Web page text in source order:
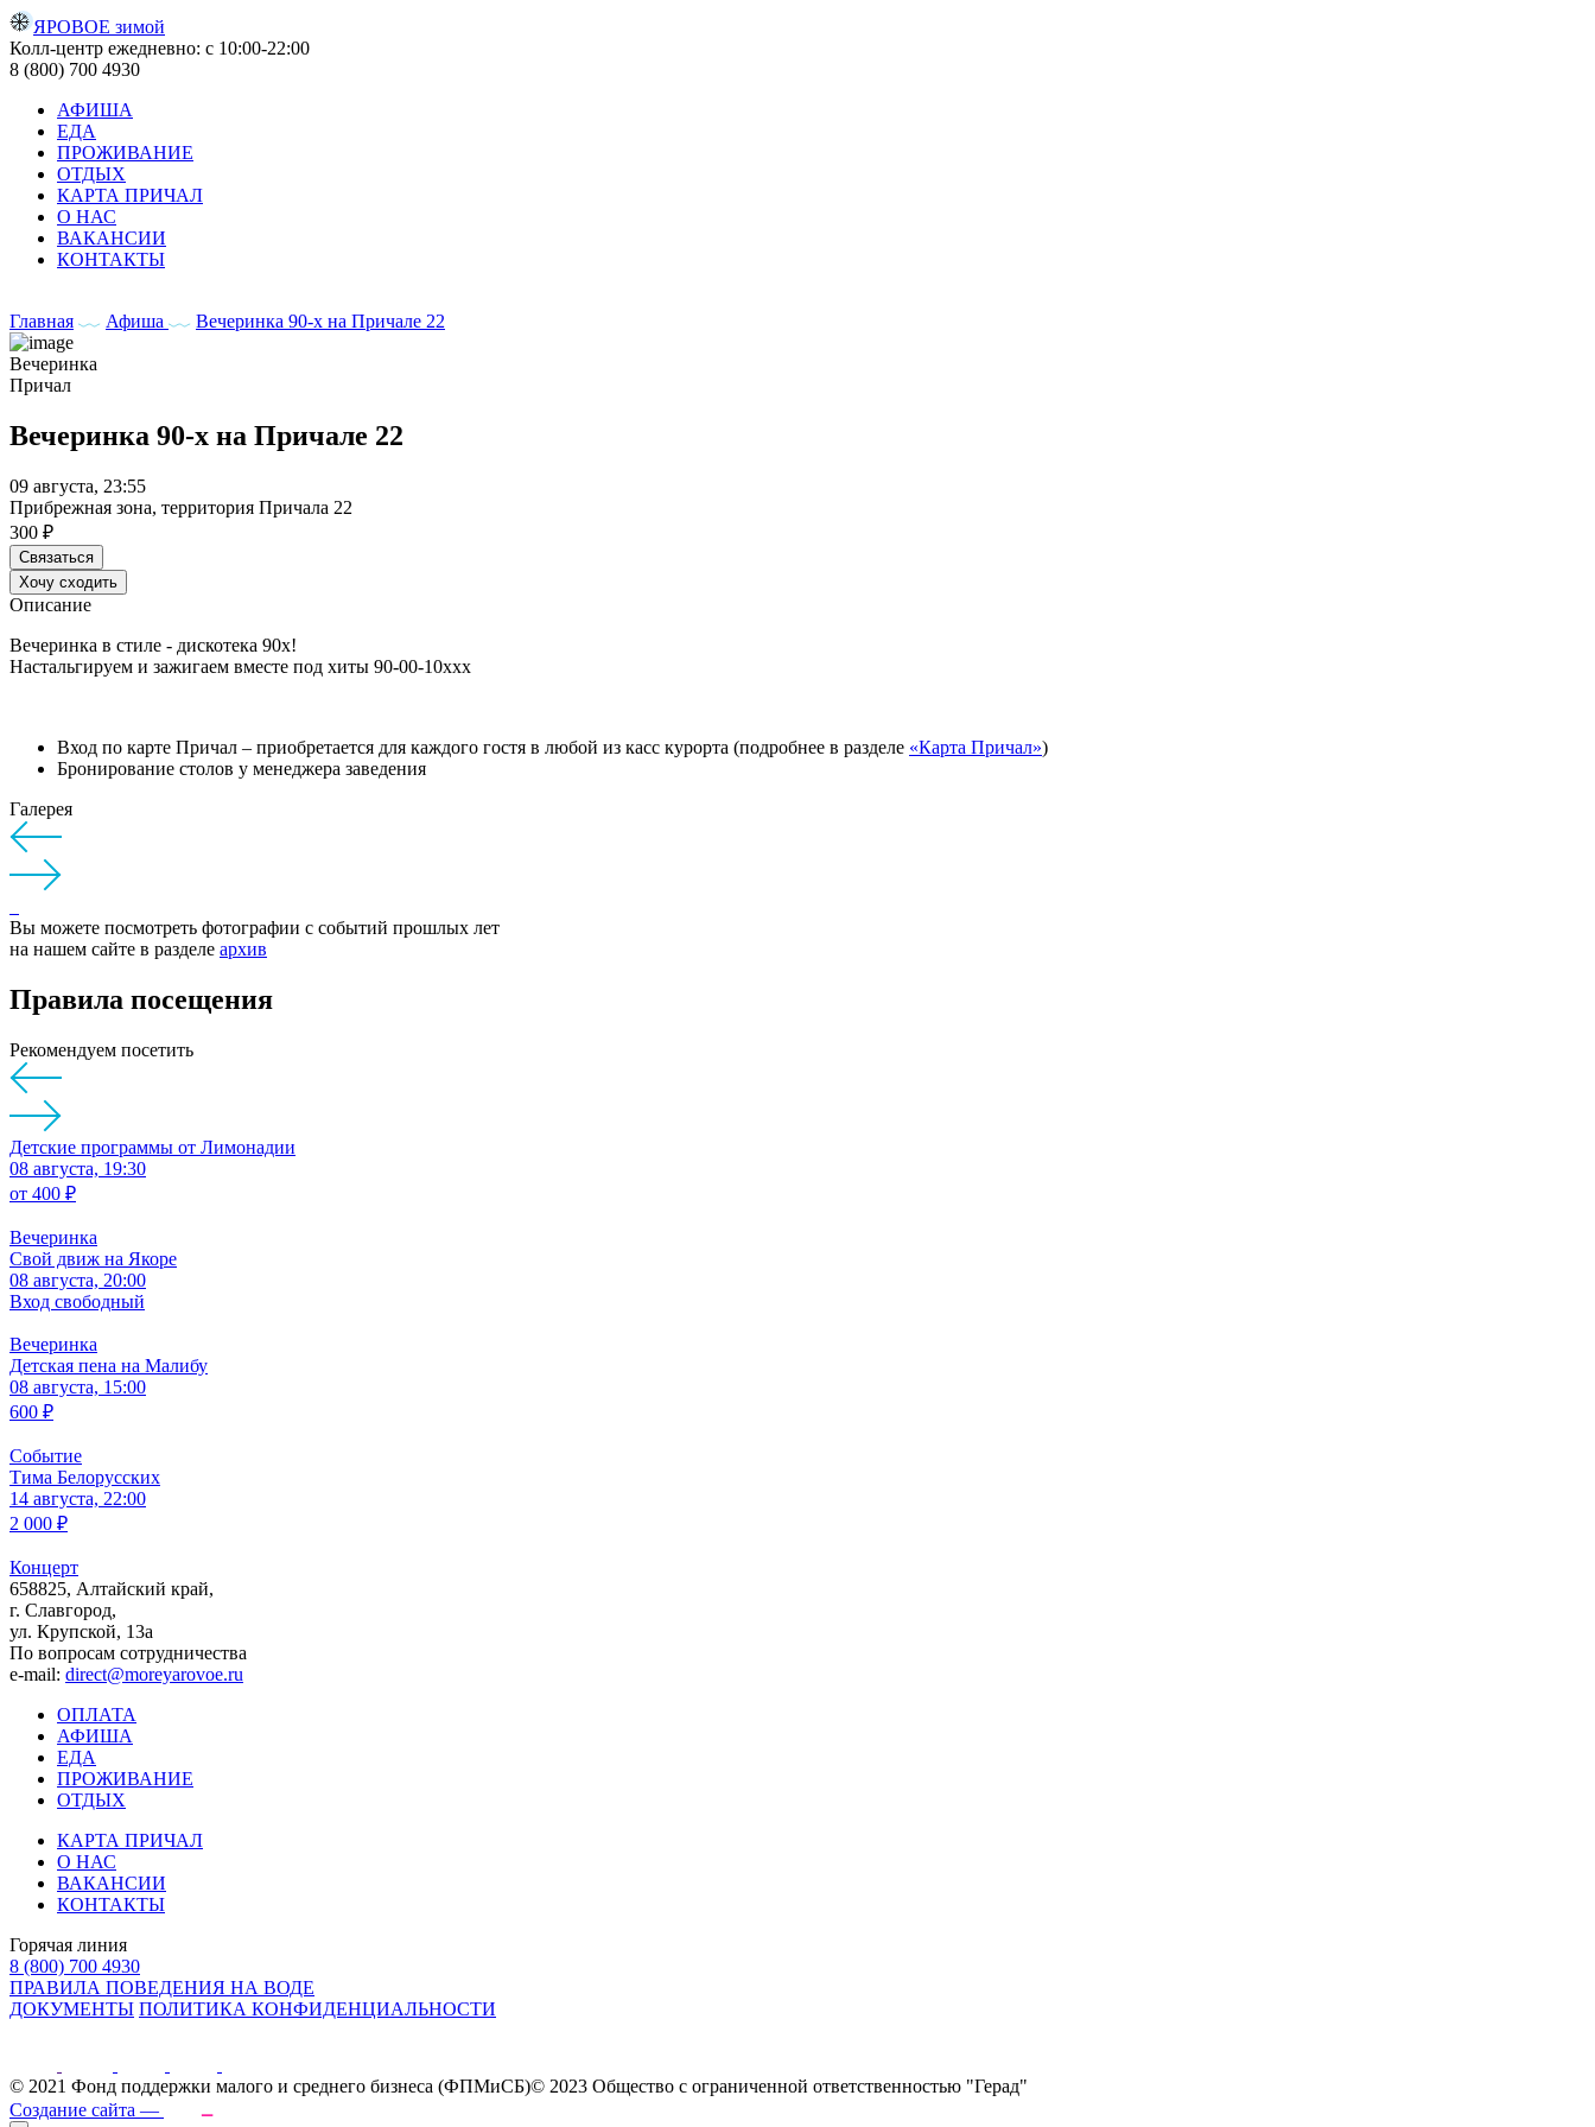
ЯРОВОЕ зимой
Колл-центр ежедневно: с 10:00-22:00
8 (800) 700 4930
АФИША
ЕДА
ПРОЖИВАНИЕ
ОТДЫХ
КАРТА ПРИЧАЛ
О НАС
ВАКАНСИИ
КОНТАКТЫ
Главная Афиша Вечеринка 90-х на Причале 22
Вечеринка
Причал
Вечеринка 90-х на Причале 22
09 августа, 23:55
Прибрежная зона, территория Причала 22
300 ₽
Связаться
Хочу сходить
Описание
Вечеринка в стиле - дискотека 90х!
Настальгируем и зажигаем вместе под хиты 90-00-10ххх
Вход по карте Причал – приобретается для каждого гостя в любой из касс курорта (подробнее в разделе «Карта Причал»)
Бронирование столов у менеджера заведения
Галерея
Вы можете посмотреть фотографии с событий прошлых лет
на нашем сайте в разделе архив
Правила посещения
Рекомендуем посетить
Детские программы от Лимонадии
08 августа, 19:30
от 400 ₽
Вечеринка
Свой движ на Якоре
08 августа, 20:00
Вход свободный
Вечеринка
Детская пена на Малибу
08 августа, 15:00
600 ₽
Событие
Тима Белорусских
14 августа, 22:00
2 000 ₽
Концерт
658825, Алтайский край,
г. Славгород,
ул. Крупской, 13а
По вопросам сотрудничества
e-mail: direct@moreyarovoe.ru
ОПЛАТА
АФИША
ЕДА
ПРОЖИВАНИЕ
ОТДЫХ
КАРТА ПРИЧАЛ
О НАС
ВАКАНСИИ
КОНТАКТЫ
Горячая линия
8 (800) 700 4930
ПРАВИЛА ПОВЕДЕНИЯ НА ВОДЕ
ДОКУМЕНТЫ ПОЛИТИКА КОНФИДЕНЦИАЛЬНОСТИ
© 2021 Фонд поддержки малого и среднего бизнеса (ФПМиСБ)© 2023 Общество с ограниченной ответственностью "Герад"
Создание сайта —